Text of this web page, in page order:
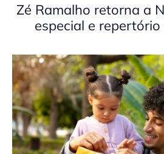
Zé Ramalho retorna a
especial e repertório